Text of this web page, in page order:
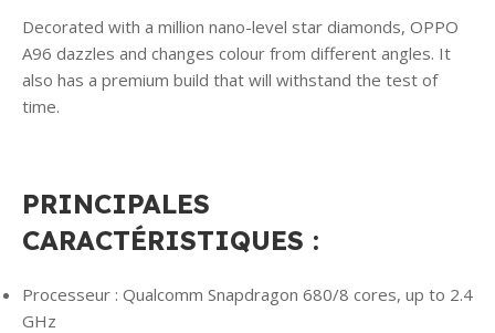
Decorated with a million nano-level star diamonds, OPPO
A96 dazzles and changes colour from different angles. It
also has a premium build that will withstand the test of
time.
PRINCIPALES
CARACTÉRISTIQUES :
Processeur : Qualcomm Snapdragon 680/8 cores, up to 2.4
GHz